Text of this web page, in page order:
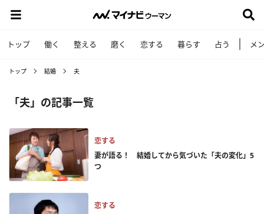
トップ 働く 整える 磨く 恋する 暮らす 占う メ
トップ 結婚 夫
「夫」の記事一覧
恋する
妻が語る！ 結婚してから気づいた「夫の変化」5
つ
恋する